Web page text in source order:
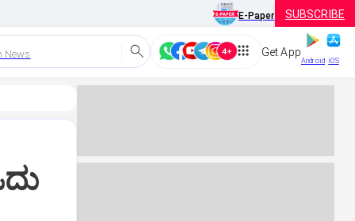
E-Paper SUBSCRIBE
News Get App
Android iOS